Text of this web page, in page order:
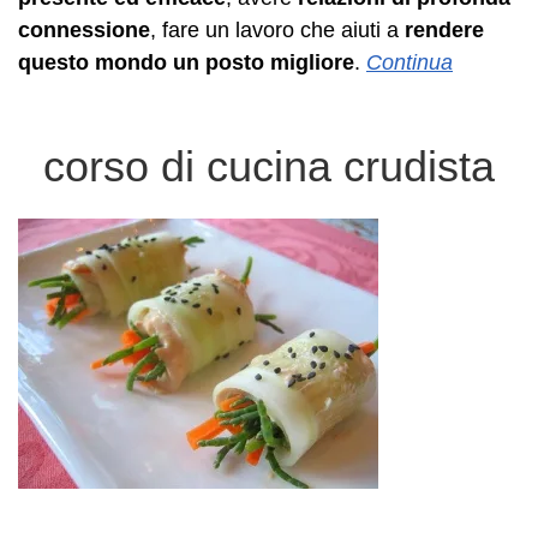
connessione, fare un lavoro che aiuti a rendere
questo mondo un posto migliore. Continua
corso di cucina crudista